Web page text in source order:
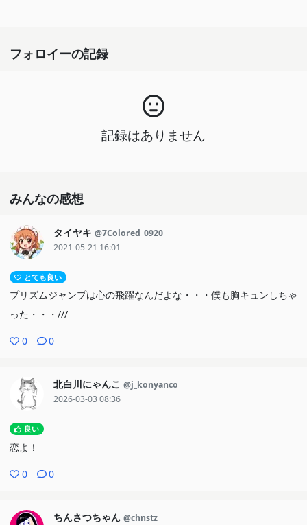
フォロイーの記録
記録はありません
みんなの感想
タイヤキ @7Colored_0920
2021-05-21 16:01
とても良い
プリズムジャンプは心の飛躍なんだよな・・・僕も胸キュンしちゃ
った・・・///
0 0
北白川にゃんこ @j_konyanco
2026-03-03 08:36
良い
恋よ！
0 0
ちんさつちゃん @chnstz